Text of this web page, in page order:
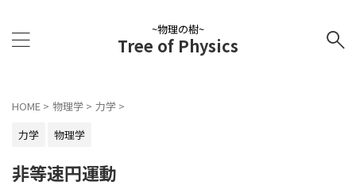
~物理の樹~
Tree of Physics
HOME > 物理学 > 力学 >
力学
物理学
非等速円運動